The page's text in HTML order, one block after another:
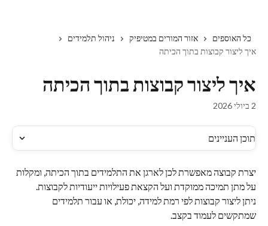
כל האוספים אזור המורים במטיפיק
ניהול תלמידים
איך ליצור קבוצות בתוך הכיתה
איך ליצור קבוצות בתוך הכיתה
2 ביולי 2026
תוכן העניינים
יצרת קבוצה מאפשרת לכן לארגן את התלמידים בתוך הכיתה, ומקלות
על מתן תמיכה ממוקדת ועל הקצאת פעילויות ייעודיות לקבוצות.
ניתן ליצור קבוצות לפי רמת למידה, יכולת, או עבור תלמידים
שמתקשים לעמוד בקצב.